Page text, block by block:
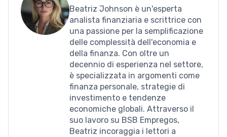
Beatriz Johnson è un'esperta
analista finanziaria e scrittrice con
una passione per la semplificazione
delle complessità dell'economia e
della finanza. Con oltre un
decennio di esperienza nel settore,
è specializzata in argomenti come
finanza personale, strategie di
investimento e tendenze
economiche globali. Attraverso il
suo lavoro su BSB Empregos,
Beatriz incoraggia i lettori a